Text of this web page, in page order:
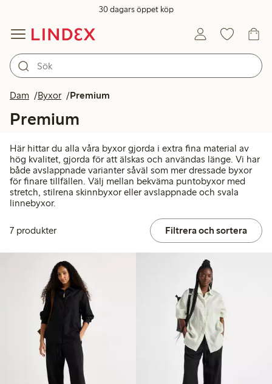
30 dagars öppet köp
Dam Byxor Premium
Premium
Här hittar du alla våra byxor gjorda i extra fina material av
hög kvalitet, gjorda för att älskas och användas länge. Vi har
både avslappnade varianter såväl som mer dressade byxor
för finare tillfällen. Välj mellan bekväma puntobyxor med
stretch, stilrena skinnbyxor eller avslappnade och svala
linnebyxor.
7 produkter Filtrera och sortera